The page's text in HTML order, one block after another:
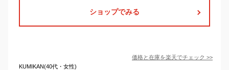
ショップでみる
価格と在庫を楽天でチェック >>
KUMIKAN(40代・女性)